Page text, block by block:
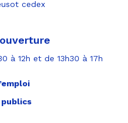
cedex
à 12h et de 13h30 à 17h
publics